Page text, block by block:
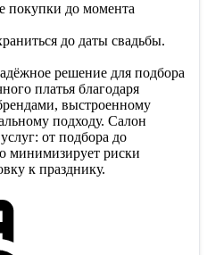
покупки до момента
до даты свадьбы.
решение для подбора
платья благодаря
выстроенному
подходу. Салон
от подбора до
минимизирует риски
к празднику.